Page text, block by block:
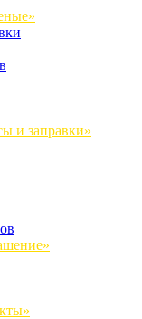
и заправки»